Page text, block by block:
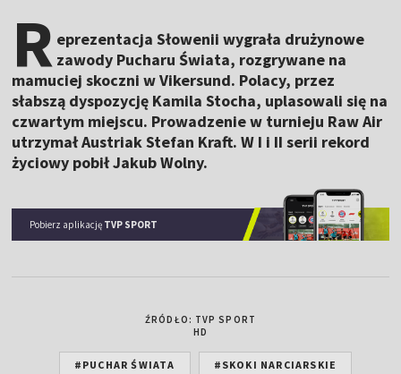
R eprezentacja Słowenii wygrała drużynowe
zawody Pucharu Świata, rozgrywane na
mamuciej skoczni w Vikersund. Polacy, przez
słabszą dyspozycję Kamila Stocha, uplasowali się na
czwartym miejscu. Prowadzenie w turnieju Raw Air
utrzymał Austriak Stefan Kraft. W I i II serii rekord
życiowy pobił Jakub Wolny.
Pobierz aplikację TVP SPORT
ŹRÓDŁO: TVP SPORT
HD
#PUCHAR ŚWIATA #SKOKI NARCIARSKIE